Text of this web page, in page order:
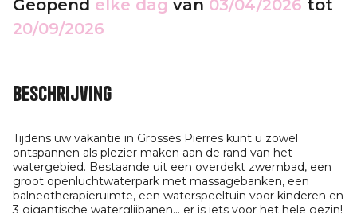
Geopend elke dag van 03/04/2026 tot
20/09/2026
Beschrijving
Tijdens uw vakantie in Grosses Pierres kunt u zowel
ontspannen als plezier maken aan de rand van het
watergebied. Bestaande uit een overdekt zwembad, een
groot openluchtwaterpark met massagebanken, een
balneotherapieruimte, een waterspeeltuin voor kinderen en
3 gigantische waterglijbanen... er is iets voor het hele gezin!